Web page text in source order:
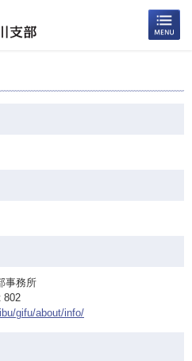
事務所
802
gifu/about/info/